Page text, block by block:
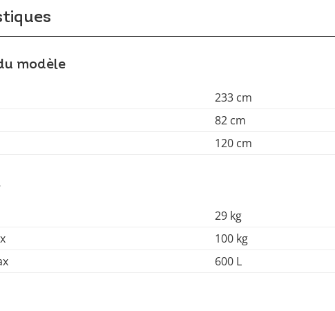
modèle
233 cm
82 cm
120 cm
29 kg
100 kg
600 L